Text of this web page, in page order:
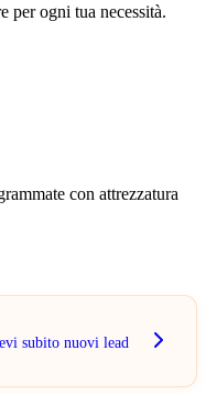
per ogni tua necessità.
con attrezzatura
subito nuovi lead